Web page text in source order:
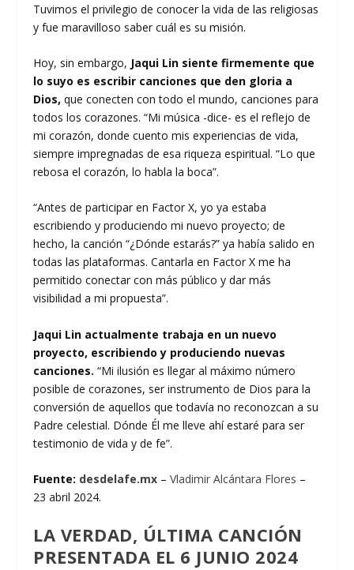
Tuvimos el privilegio de conocer la vida de las religiosas
y fue maravilloso saber cuál es su misión.
Hoy, sin embargo, Jaqui Lin siente firmemente que
lo suyo es escribir canciones que den gloria a
Dios,que conecten con todo el mundo, canciones para
todos los corazones. “Mi música -dice- es el reflejo de
mi corazón, donde cuento mis experiencias de vida,
siempre impregnadas de esa riqueza espiritual. “Lo que
rebosa el corazón, lo habla la boca”.
“Antes de participar en Factor X, yo ya estaba
escribiendo y produciendo mi nuevo proyecto; de
hecho, la canción “¿Dónde estarás?” ya había salido en
todas las plataformas. Cantarla en Factor X me ha
permitido conectar con más público y dar más
visibilidad a mi propuesta”.
Jaqui Lin actualmente trabaja en un nuevo
proyecto, escribiendo y produciendo nuevas
canciones.“Mi ilusión es llegar al máximo número
posible de corazones, ser instrumento de Dios para la
conversión de aquellos que todavía no reconozcan a su
Padre celestial. Dónde Él me lleve ahí estaré para ser
testimonio de vida y de fe”.
Fuente: desdelafe.mx –Vladimir Alcántara Flores –
23 abril 2024.
LA VERDAD, ÚLTIMA CANCIÓN
PRESENTADA EL 6 JUNIO 2024